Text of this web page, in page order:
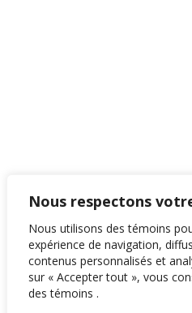
Nous respectons
Nous utilisons des témoins
expérience de navigation,
contenus personnalisés et
sur « Accepter tout », vous
des témoins .